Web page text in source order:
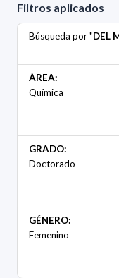
Filtros aplicados
Búsqueda por "DEL
ÁREA:
Química
GRADO:
Doctorado
GÉNERO:
Femenino